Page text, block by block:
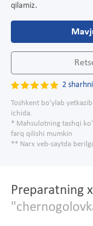
qilamiz.
2 sharhni
Toshkent bo'ylab
ichida.
* Mahsulotning tashqi
farq qilishi mumkin
** Narx veb-saytda
Preparatning